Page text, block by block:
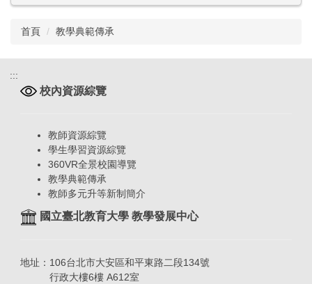
首頁 教學典範傳承
:::
校內資源綜覽
教師資源綜覽
學生學習資源綜覽
360VR全景校園導覽
教學典範傳承
教師多元升等新制簡介
國立臺北教育大學 教學發展中心
地址：106台北市大安區和平東路二段134號
行政大樓6樓 A612室